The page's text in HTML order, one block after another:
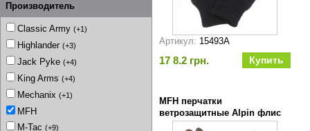
Производитель
Classic Army (+1)
Highlander (+3)
Jack Pyke (+4)
King Arms (+4)
Mechanix (+1)
MFH
M-Tac (+9)
Артикул: 15493A
17 8.2 грн.
MFH перчатки
ветрозащитные Alpin флис
олива